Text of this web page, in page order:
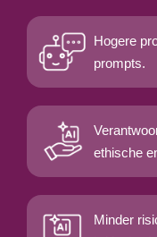
Hogere
prompts.
ethische
Minder